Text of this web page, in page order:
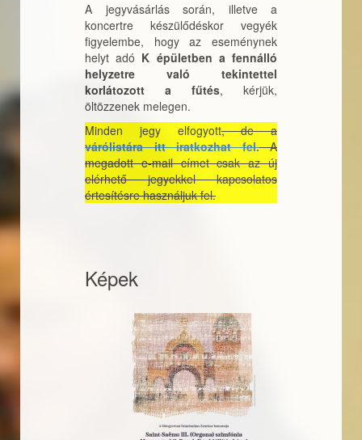
A jegyvásárlás során, illetve a
koncertre készülődéskor vegyék
figyelembe, hogy az eseménynek
helyt adó K épületben a fennálló
helyzetre való tekintettel
korlátozott a fűtés, kérjük,
öltözzenek melegen.
Minden jegy elfogyott, de a
várólistára itt iratkozhat fel.A
megadott e-mail címet csak az új
elérhető jegyekkel kapcsolatos
értesítésre használjuk fel.
Képek
20221202-
03-
plakat.jpg